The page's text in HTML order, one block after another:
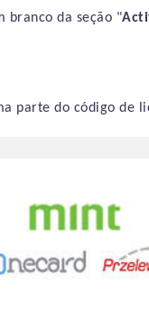
branco da seção "
parte do código de